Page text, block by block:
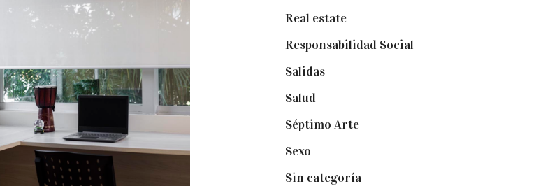
Real estate(7)
Responsabilidad Social
Salidas(16)
Salud
Séptimo Arte(40)
Sexo
Sin categoría(2)